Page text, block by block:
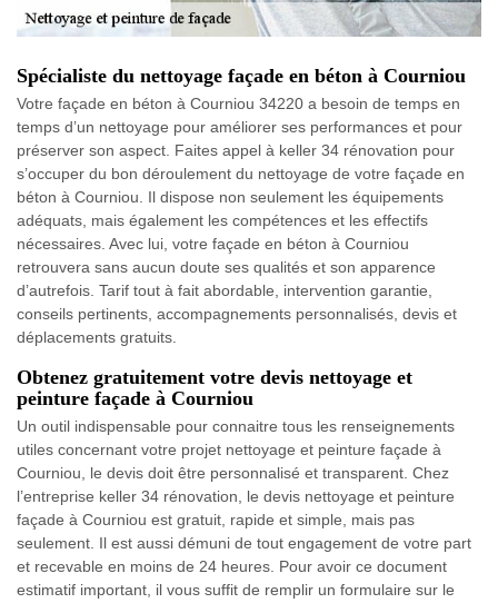
Spécialiste du nettoyage façade en béton à Courniou
Votre façade en béton à Courniou 34220 a besoin de temps en
temps d’un nettoyage pour améliorer ses performances et pour
préserver son aspect. Faites appel à keller 34 rénovation pour
s’occuper du bon déroulement du nettoyage de votre façade en
béton à Courniou. Il dispose non seulement les équipements
adéquats, mais également les compétences et les effectifs
nécessaires. Avec lui, votre façade en béton à Courniou
retrouvera sans aucun doute ses qualités et son apparence
d’autrefois. Tarif tout à fait abordable, intervention garantie,
conseils pertinents, accompagnements personnalisés, devis et
déplacements gratuits.
Obtenez gratuitement votre devis nettoyage et
peinture façade à Courniou
Un outil indispensable pour connaitre tous les renseignements
utiles concernant votre projet nettoyage et peinture façade à
Courniou, le devis doit être personnalisé et transparent. Chez
l’entreprise keller 34 rénovation, le devis nettoyage et peinture
façade à Courniou est gratuit, rapide et simple, mais pas
seulement. Il est aussi démuni de tout engagement de votre part
et recevable en moins de 24 heures. Pour avoir ce document
estimatif important, il vous suffit de remplir un formulaire sur le